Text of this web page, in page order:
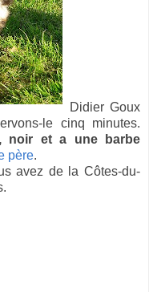
Didier Goux
le cinq minutes.
noir et a une barbe
père.
avez de la Côtes-du-